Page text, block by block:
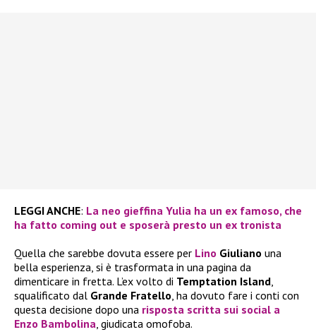
LEGGI ANCHE: La neo gieffina Yulia ha un ex famoso, che
ha fatto coming out e sposerà presto un ex tronista
Quella che sarebbe dovuta essere per Lino Giuliano una
bella esperienza, si è trasformata in una pagina da
dimenticare in fretta. L’ex volto di Temptation Island,
squalificato dal Grande Fratello, ha dovuto fare i conti con
questa decisione dopo una risposta scritta sui social a
Enzo Bambolina, giudicata omofoba.